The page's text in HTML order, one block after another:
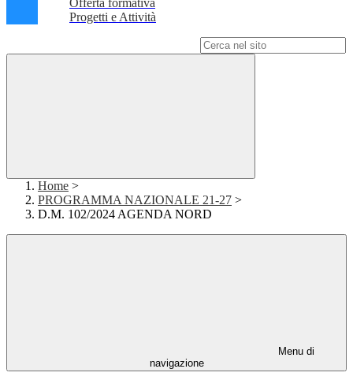
Offerta formativa
Progetti e Attività
Home >
PROGRAMMA NAZIONALE 21-27 >
D.M. 102/2024 AGENDA NORD
Menu di
navigazione